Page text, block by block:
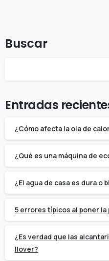
Buscar
Entradas
¿Cómo afecta la ola de
¿Qué es una máquina de
¿El agua de casa es dura o
5 errores típicos al poner la
¿Es verdad que las
llover?